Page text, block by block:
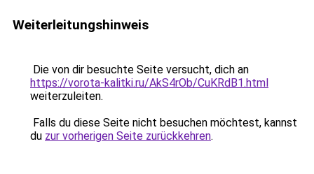
Weiterleitungshinweis
Die von dir besuchte Seite versucht, dich an
https://vorota-kalitki.ru/AkS4rOb/CuKRdB1.html
weiterzuleiten.
Falls du diese Seite nicht besuchen möchtest, kannst
du zur vorherigen Seite zurückkehren.